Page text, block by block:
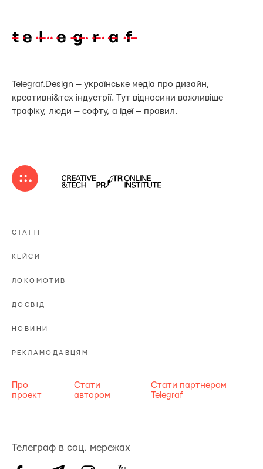
Telegraf.Design — українське медіа про дизайн,
креативні&тех індустрії. Тут відносини важливіше
трафіку, люди — софту, а ідеї — правил.
СТАТТІ
КЕЙСИ
ЛОКОМОТИВ
ДОСВІД
НОВИНИ
РЕКЛАМОДАВЦЯМ
Про
проект
Стати
автором
Стати партнером
Telegraf
Телеграф в соц. мережах